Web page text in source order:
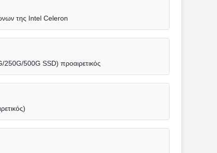
της Intel Celeron
500G SSD) προαιρετικός